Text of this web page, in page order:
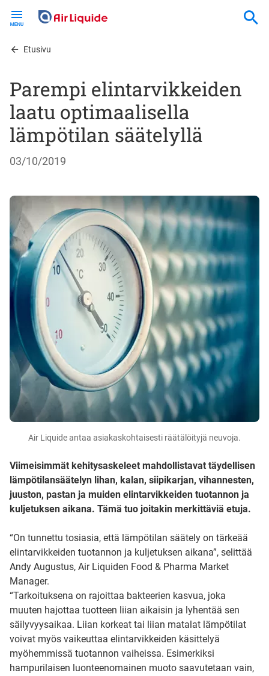
contentEtusivu
Parempi elintarvikkeiden
laatu optimaalisella
lämpötilan säätelyllä
03/10/2019
Air Liquide antaa asiakaskohtaisesti räätälöityjä neuvoja.
Viimeisimmät kehitysaskeleet mahdollistavat täydellisen
lämpötilansäätelyn lihan, kalan, siipikarjan, vihannesten,
juuston, pastan ja muiden elintarvikkeiden tuotannon ja
kuljetuksen aikana. Tämä tuo joitakin merkittäviä etuja.
“On tunnettu tosiasia, että lämpötilan säätely on tärkeää
elintarvikkeiden tuotannon ja kuljetuksen aikana”, selittää
Andy Augustus, Air Liquiden Food & Pharma Market
Manager.
“Tarkoituksena on rajoittaa bakteerien kasvua, joka
muuten hajottaa tuotteen liian aikaisin ja lyhentää sen
säilyvyysaikaa. Liian korkeat tai liian matalat lämpötilat
voivat myös vaikeuttaa elintarvikkeiden käsittelyä
myöhemmissä tuotannon vaiheissa. Esimerkiksi
hampurilaisen luonteenomainen muoto saavutetaan vain,